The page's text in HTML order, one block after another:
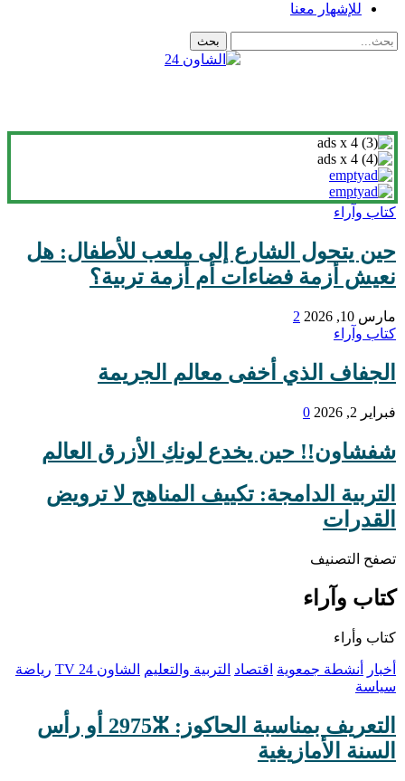
للإشهار معنا
كتاب وآراء
حين يتحول الشارع إلى ملعب للأطفال: هل
نعيش أزمة فضاءات أم أزمة تربية؟
مارس 10, 2026
2
كتاب وآراء
الجفاف الذي أخفى معالم الجريمة
فبراير 2, 2026 0
شفشاون!! حين يخدع لونكِ الأزرق العالم
التربية الدامجة: تكييف المناهج لا ترويض
القدرات
تصفح التصنيف
كتاب وآراء
كتاب وأراء
أخبار أنشطة جمعوية اقتصاد التربية والتعليم الشاون 24 TV
رياضة
سياسة
التعريف بمناسبة الحاكوز: 2975ⵣ أو رأس
السنة الأمازيغية